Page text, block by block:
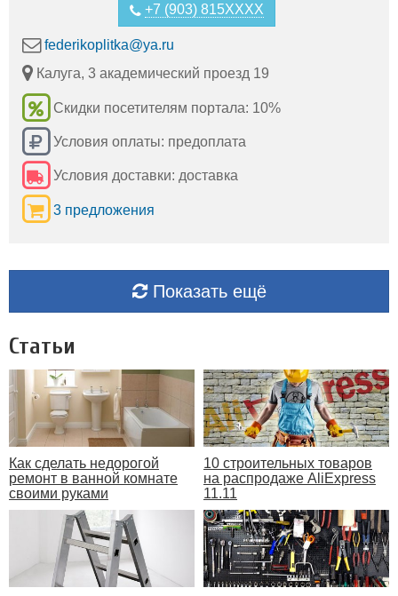
+7 (903) 815XXXX
federikoplitka@ya.ru
Калуга, 3 академический проезд 19
Скидки посетителям портала: 10%
Условия оплаты: предоплата
Условия доставки: доставка
3 предложения
Показать ещё
Статьи
Как сделать недорогой
ремонт в ванной комнате
своими руками
10 строительных товаров
на распродаже AliExpress
11.11